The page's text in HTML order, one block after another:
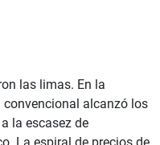
las limas. En la
alcanzó los
la escasez de